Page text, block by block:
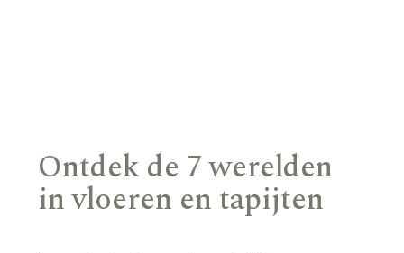
Ontdek de 7 werelden
in vloeren en tapijten